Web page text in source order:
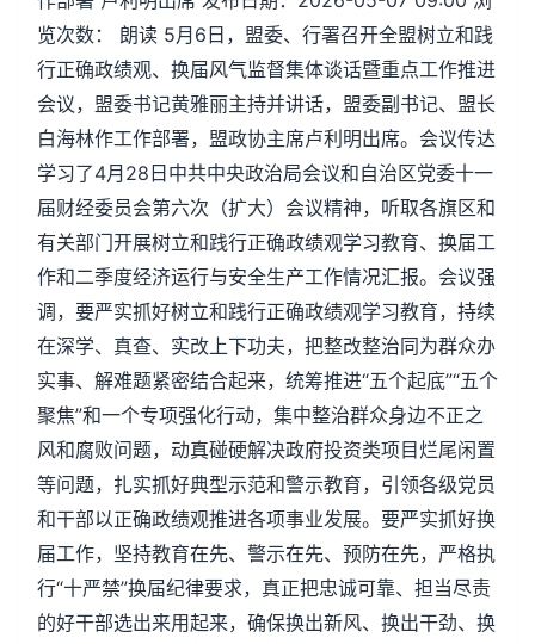
览次数： 朗读 5月6日，盟委、行署召开全盟树立和践
行正确政绩观、换届风气监督集体谈话暨重点工作推进
会议，盟委书记黄雅丽主持并讲话，盟委副书记、盟长
白海林作工作部署，盟政协主席卢利明出席。会议传达
学习了4月28日中共中央政治局会议和自治区党委十一
届财经委员会第六次（扩大）会议精神，听取各旗区和
有关部门开展树立和践行正确政绩观学习教育、换届工
作和二季度经济运行与安全生产工作情况汇报。会议强
调，要严实抓好树立和践行正确政绩观学习教育，持续
在深学、真查、实改上下功夫，把整改整治同为群众办
实事、解难题紧密结合起来，统筹推进“五个起底”“五个
聚焦”和一个专项强化行动，集中整治群众身边不正之
风和腐败问题，动真碰硬解决政府投资类项目烂尾闲置
等问题，扎实抓好典型示范和警示教育，引领各级党员
和干部以正确政绩观推进各项事业发展。要严实抓好换
届工作，坚持教育在先、警示在先、预防在先，严格执
行“十严禁”换届纪律要求，真正把忠诚可靠、担当尽责
的好干部选出来用起来，确保换出新风、换出干劲、换